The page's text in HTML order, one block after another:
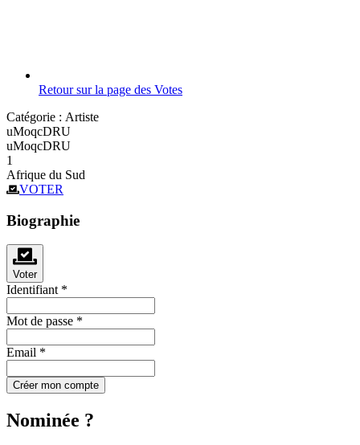
Retour sur la page des Votes
Catégorie : Artiste
uMoqcDRU
uMoqcDRU
1
Afrique du Sud
VOTER
Biographie
Voter
Identifiant *
Mot de passe *
Email *
Créer mon compte
Nominée ?